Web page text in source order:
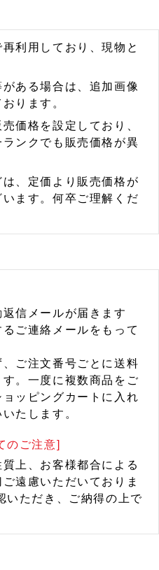
利用しており、現物と
ある場合は、追加画像
ります。
価格を設定しており、
ンクでも販売価格が異
、定価より販売価格が
ます。何卒ご理解くだ
信メールが届きます
ご連絡メールをもって
ご注文番号ごとに送料
。一度に複数商品をご
ッピングカートに入れ
たします。
のご注意]
上、お客様都合による
遠慮いただいておりま
いただき、ご納得の上で